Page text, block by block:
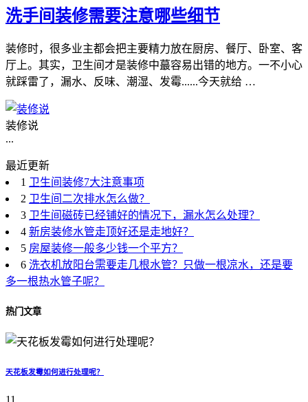
洗手间装修需要注意哪些细节
装修时，很多业主都会把主要精力放在厨房、餐厅、卧室、客
厅上。其实，卫生间才是装修中蕞容易出错的地方。一不小心
就踩雷了，漏水、反味、潮湿、发霉......今天就给 …
装修说
...
最近更新
1
卫生间装修7大注意事项
2
卫生间二次排水怎么做？
3
卫生间磁砖已经铺好的情况下，漏水怎么处理？
4 新房装修水管走顶好还是走地好？
5 房屋装修一般多少钱一个平方？
6 洗衣机放阳台需要走几根水管？只做一根凉水，还是要
多一根热水管子呢？
热门文章
天花板发霉如何进行处理呢？
11